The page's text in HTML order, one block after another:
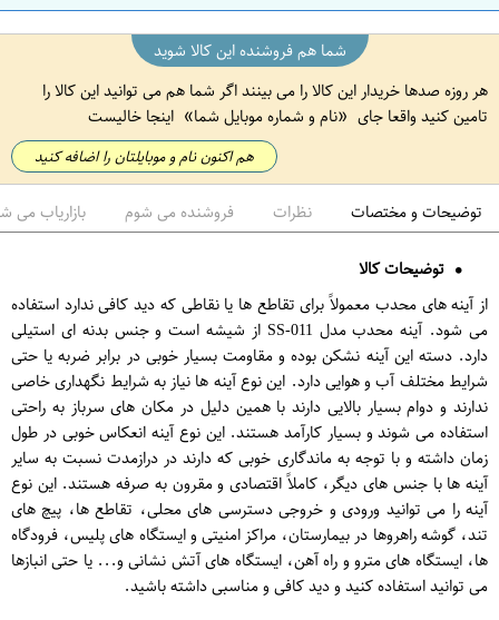
شما هم فروشنده این کالا شوید
هر روزه صدها خریدار این کالا را می بینند اگر شما هم می توانید این کالا را
تامین کنید واقعا جای
نام و شماره موبایل شما اینجا خالیست
هم اکنون نام و موبایلتان را اضافه کنید
توضیحات و مختصات نظرات فروشنده می شوم بازاریاب می
توضیحات کالا
از آینه های محدب معمولاً برای تقاطع ها یا نقاطی که دید کافی ندارد استفاده
می شود. آینه محدب مدل SS-011 از شیشه است و جنس بدنه ای استیلی
دارد. دسته این آینه نشکن بوده و مقاومت بسیار خوبی در برابر ضربه یا حتی
شرایط مختلف آب و هوایی دارد. این نوع آینه ها نیاز به شرایط نگهداری خاصی
ندارند و دوام بسیار بالایی دارند با همین دلیل در مکان های سرباز به راحتی
استفاده می شوند و بسیار کارآمد هستند. این نوع آینه انعکاس خوبی در طول
زمان داشته و با توجه به ماندگاری خوبی که دارند در درازمدت نسبت به سایر
آینه ها با جنس های دیگر، کاملاً اقتصادی و مقرون به صرفه هستند. این نوع
آینه را می توانید ورودی و خروجی دسترسی های محلی، تقاطع ها، پیچ های
تند، گوشه راهروها در بیمارستان، مراکز امنیتی و ایستگاه های پلیس، فرودگاه
ها، ایستگاه های مترو و راه آهن، ایستگاه های آتش نشانی و... یا حتی انبازها
می توانید استفاده کنید و دید کافی و مناسبی داشته باشید.